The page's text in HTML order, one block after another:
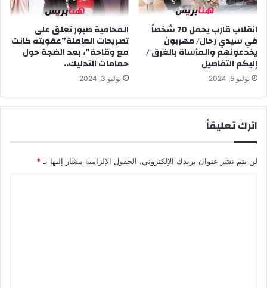
ض
ي
ب
س
ب
ب
9
م
ش
ا
ك
ل
ا
ل
ت
خ
ط
ف
انقلاب قارب يحمل 70 شخصاً
في سيدي رحال/ مهربون
يخدعونهم والمأساة بالغرق /
إليكم التفاصيل
يوليو 5, 2024
المحامية صبور تعلق على
تصريحات العاملة”عفويته كانت
مع وقاحة”، بعد الضجة حول
حمامات التدليك..
يوليو 3, 2024
اترك تعليقاً
لن يتم نشر عنوان بريدك الإلكتروني. الحقول الإلزامية مشار إليها بـ *